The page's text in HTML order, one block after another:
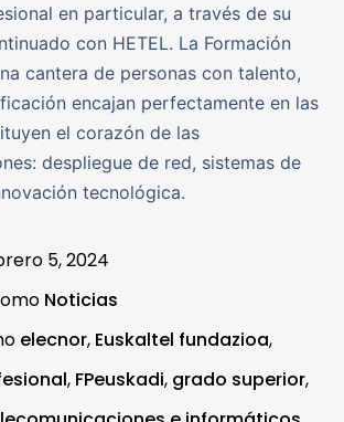
en particular, a través de su
con HETEL. La Formación
cantera de personas con talento,
encajan perfectamente en las
el corazón de las
despliegue de red, sistemas de
tecnológica.
5, 2024
Noticias
elecnor, Euskaltel fundazioa,
, FPeuskadi, grado superior,